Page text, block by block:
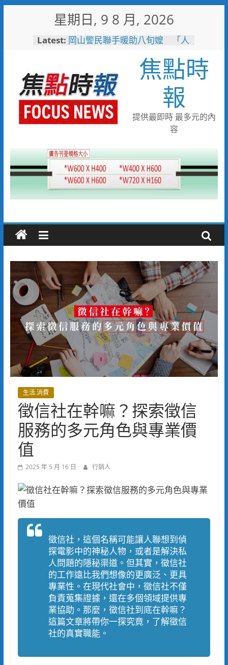
星期日, 9 8 月, 2026
Latest: 岡山警民聯手暖助八旬嬤 「人
高雄4,599件作品傳遞拒毒信
念 「2026港都反毒盃」用畫
筆打造兒童防毒力
498位大專青年返鄉 彰化暑期
工讀營隊結業
彰化縣運會6項10人破大會紀錄
臺南社區防暴劇力拚全國 環湖
社區奪季軍、民榮社區獲佳作
焦點時
報
提供最即時 最多元的內
容
生活.消費
徵信社在幹嘛？探索徵信
服務的多元角色與專業價
值
2025 年 5 月 16 日 行銷人
徵信社，這個名稱可能讓人聯想到偵
探電影中的神秘人物，或者是解決私
人問題的隱秘渠道。但其實，徵信社
的工作遠比我們想像的更廣泛、更具
專業性。在現代社會中，徵信社不僅
負責蒐集證據，還在多個領域提供專
業協助。那麼，徵信社到底在幹嘛？
這篇文章將帶你一探究竟，了解徵信
社的真實職能。